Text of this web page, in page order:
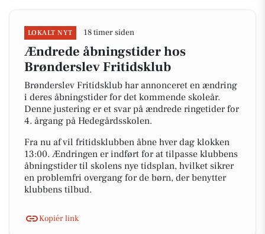
LOKALT NYT 18 timer siden
Ændrede åbningstider hos
Brønderslev Fritidsklub
Brønderslev Fritidsklub har annonceret en ændring
i deres åbningstider for det kommende skoleår.
Denne justering er et svar på ændrede ringetider for
4. årgang på Hedegårdsskolen.
Fra nu af vil fritidsklubben åbne hver dag klokken
13:00. Ændringen er indført for at tilpasse klubbens
åbningstider til skolens nye tidsplan, hvilket sikrer
en problemfri overgang for de børn, der benytter
klubbens tilbud.
Kopiér link